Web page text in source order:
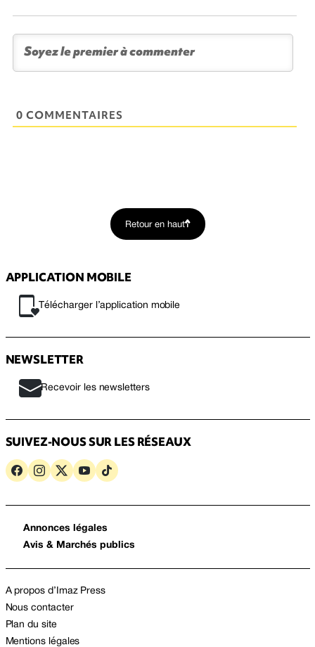
0 COMMENTAIRES
Retour en haut
APPLICATION MOBILE
Télécharger l’application mobile
NEWSLETTER
Recevoir les newsletters
SUIVEZ-NOUS SUR LES RÉSEAUX
Annonces légales
Avis & Marchés publics
A propos d’Imaz Press
Nous contacter
Plan du site
Mentions légales